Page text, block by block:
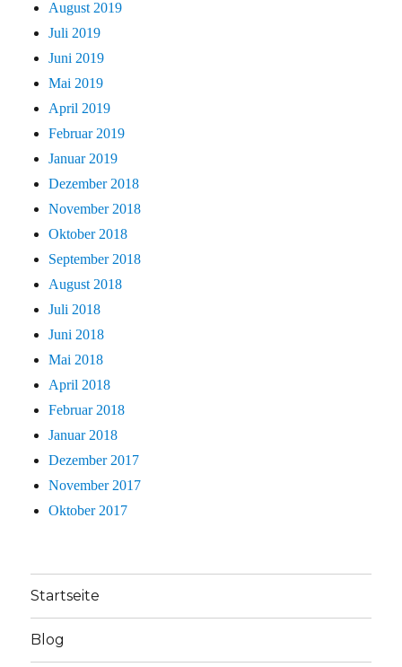
August 2019
Juli 2019
Juni 2019
Mai 2019
April 2019
Februar 2019
Januar 2019
Dezember 2018
November 2018
Oktober 2018
September 2018
August 2018
Juli 2018
Juni 2018
Mai 2018
April 2018
Februar 2018
Januar 2018
Dezember 2017
November 2017
Oktober 2017
Startseite
Blog